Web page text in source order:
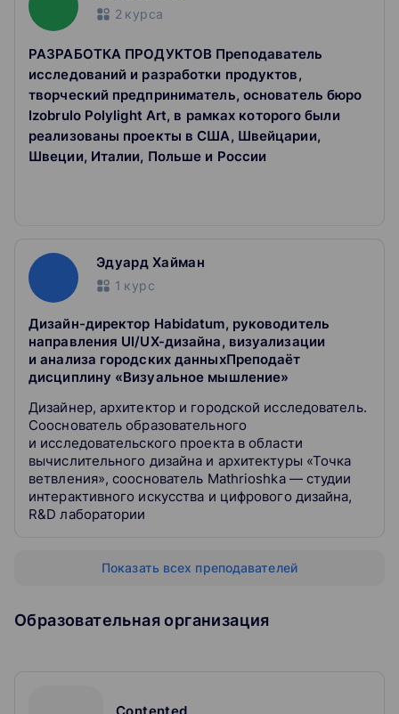
2 курса
РАЗРАБОТКА ПРОДУКТОВ Преподаватель
исследований и разработки продуктов,
творческий предприниматель, основатель бюро
Izobrulo Polylight Art, в рамках которого были
реализованы проекты в США, Швейцарии,
Швеции, Италии, Польше и России
Эдуард Хайман
1 курс
Дизайн-директор Habidatum, руководитель
направления UI/UX-дизайна, визуализации
и анализа городских данныхПреподаёт
дисциплину «Визуальное мышление»
Дизайнер, архитектор и городской исследователь.
Сооснователь образовательного
и исследовательского проекта в области
вычислительного дизайна и архитектуры «Точка
ветвления», сооснователь Mathrioshka — студии
интерактивного искусства и цифрового дизайна,
R&D лаборатории
Показать всех преподавателей
Образовательная организация